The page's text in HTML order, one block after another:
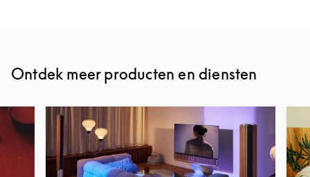
Ontdek meer producten en diensten